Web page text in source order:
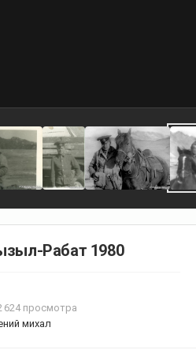
Рабат 1980
624 просмотра
михал